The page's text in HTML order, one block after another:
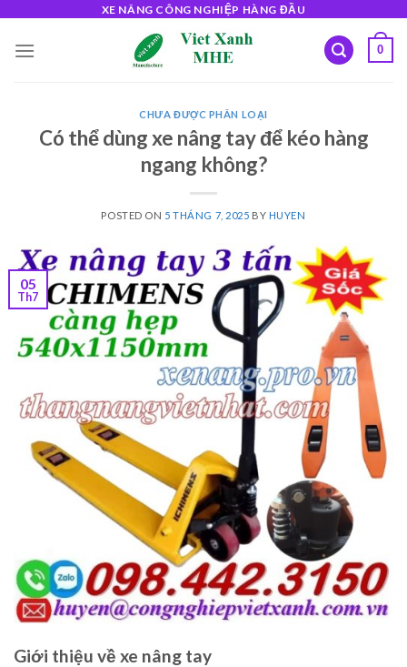
content
XE NÂNG CÔNG NGHIỆP HÀNG ĐẦU
0
CHƯA ĐƯỢC PHÂN LOẠI
Có thể dùng xe nâng tay để kéo hàng
ngang không?
POSTED ON 5 THÁNG 7, 2025 BY HUYEN
05
Th7
Giới thiệu về xe nâng tay